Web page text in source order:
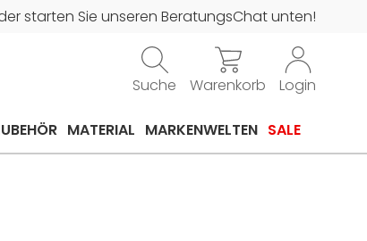
starten Sie unseren BeratungsChat unten!
Suche Warenkorb Login
MATERIAL MARKENWELTEN SALE